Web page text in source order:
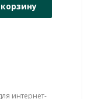
интернет-